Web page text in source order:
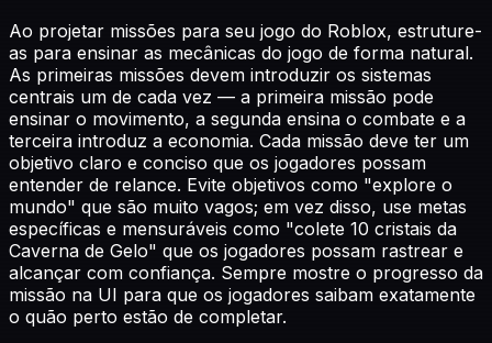
Ao projetar missões para seu jogo do Roblox, estruture-
as para ensinar as mecânicas do jogo de forma natural.
As primeiras missões devem introduzir os sistemas
centrais um de cada vez — a primeira missão pode
ensinar o movimento, a segunda ensina o combate e a
terceira introduz a economia. Cada missão deve ter um
objetivo claro e conciso que os jogadores possam
entender de relance. Evite objetivos como "explore o
mundo" que são muito vagos; em vez disso, use metas
específicas e mensuráveis como "colete 10 cristais da
Caverna de Gelo" que os jogadores possam rastrear e
alcançar com confiança. Sempre mostre o progresso da
missão na UI para que os jogadores saibam exatamente
o quão perto estão de completar.